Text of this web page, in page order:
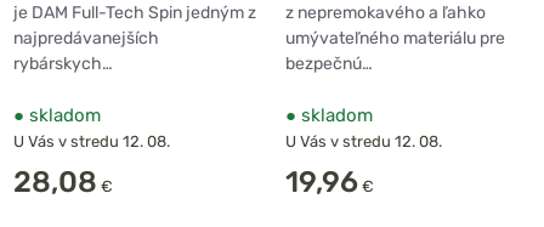
je DAM Full-Tech Spin jedným z
najpredávanejších
rybárskych…
● skladom
U Vás v stredu 12. 08.
28,08 €
z nepremokavého a ľahko
umývateľného materiálu pre
bezpečnú…
● skladom
U Vás v stredu 12. 08.
19,96 €